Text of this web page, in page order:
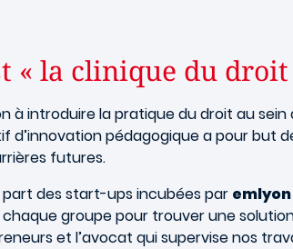
« la clinique du droit
introduire la pratique du droit au sein
d’innovation pédagogique a pour but
futures.
des start-ups incubées par emlyon
groupe pour trouver une
et l’avocat qui supervise nos